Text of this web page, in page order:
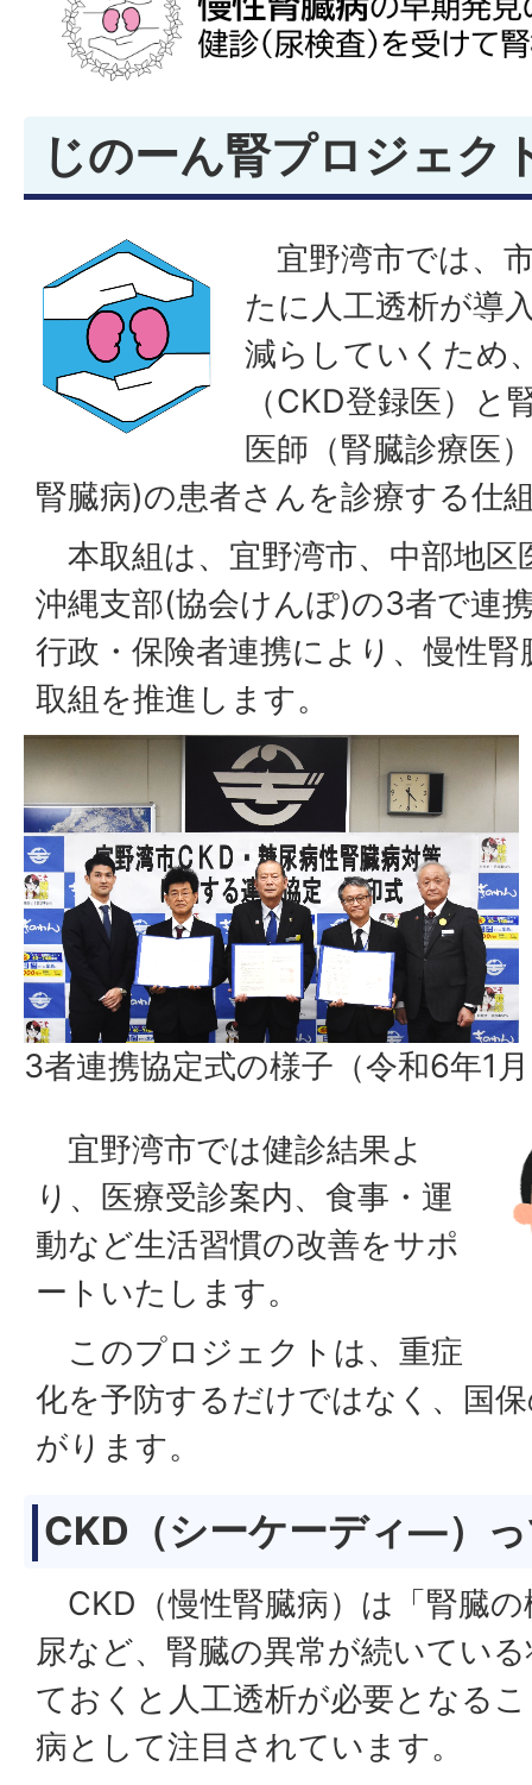
じのーん腎プロジェク
宜野湾市では、
たに人工透析が導
減らしていくため
（CKD登録医）
医師（腎臓診療医
腎臓病)の患者さんを診療する仕
本取組は、宜野湾市、中部地区
沖縄支部(協会けんぽ)の3者で連
行政・保険者連携により、慢性
取組を推進します。
3者連携協定式の様子（令和6年1
宜野湾市では健診結果よ
り、医療受診案内、食事・運
動など生活習慣の改善をサポ
ートいたします。
このプロジェクトは、重症
化を予防するだけではなく、国
がります。
CKD（シーケーディ―）
CKD（慢性腎臓病）は「腎臓
尿など、腎臓の異常が続いてい
ておくと人工透析が必要となる
病として注目されています。